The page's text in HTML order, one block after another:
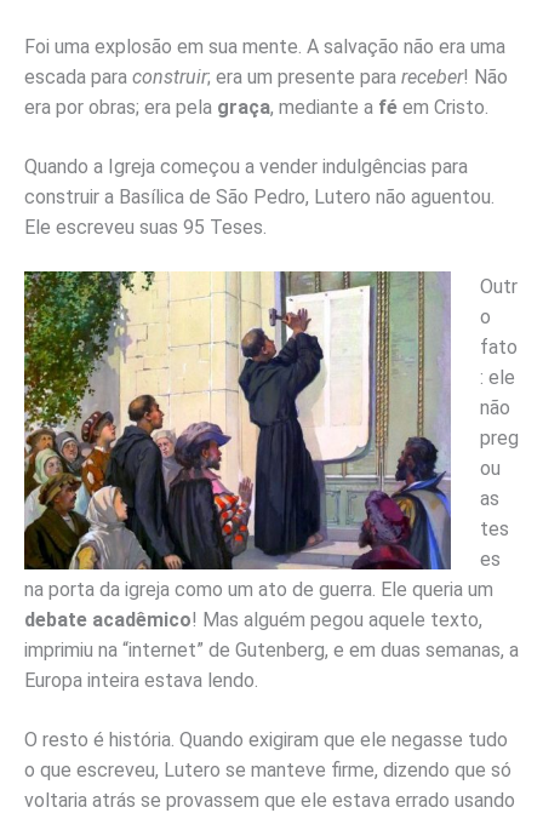
Foi uma explosão em sua mente. A salvação não era uma
escada para construir; era um presente para receber! Não
era por obras; era pela graça, mediante a fé em Cristo.
Quando a Igreja começou a vender indulgências para
construir a Basílica de São Pedro, Lutero não aguentou.
Ele escreveu suas 95 Teses.
Outr
o
fato
: ele
não
preg
ou
as
tes
es
na porta da igreja como um ato de guerra. Ele queria um
debate acadêmico! Mas alguém pegou aquele texto,
imprimiu na “internet” de Gutenberg, e em duas semanas, a
Europa inteira estava lendo.
O resto é história. Quando exigiram que ele negasse tudo
o que escreveu, Lutero se manteve firme, dizendo que só
voltaria atrás se provassem que ele estava errado usando